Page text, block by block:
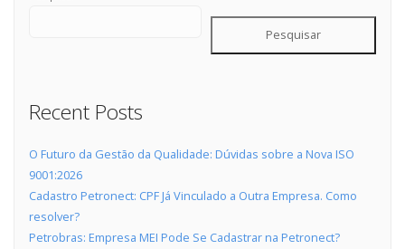
Pesquisar
Recent Posts
O Futuro da Gestão da Qualidade: Dúvidas sobre a Nova ISO
9001:2026
Cadastro Petronect: CPF Já Vinculado a Outra Empresa. Como
resolver?
Petrobras: Empresa MEI Pode Se Cadastrar na Petronect?